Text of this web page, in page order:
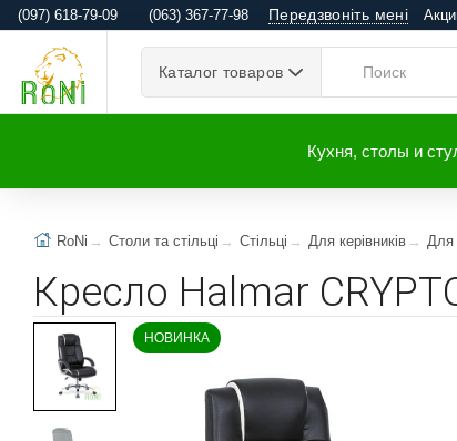
(097) 618-79-09 (063) 367-77-98 Передзвоніть мені
Каталог товаров
Кухня, столы и
RoNi Столи та стільці Стільці Для керівників Для
Кресло Halmar
НОВИНКА